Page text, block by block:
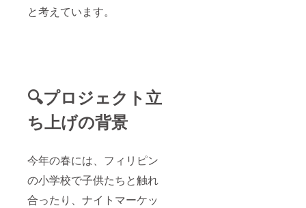
と考えています。
🔍プロジェクト立
ち上げの背景
今年の春には、フィリピン
の小学校で子供たちと触れ
合ったり、ナイトマーケッ